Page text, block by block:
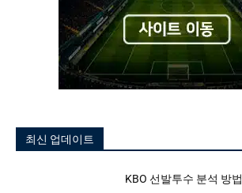
최신 업데이트
KBO 선발투수 분석 방법